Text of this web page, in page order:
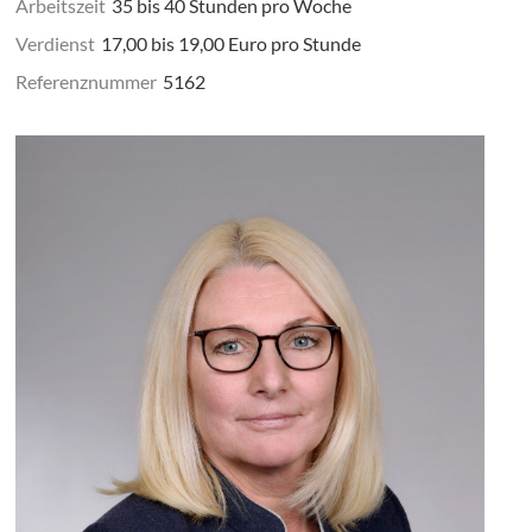
Arbeitszeit 35 bis 40 Stunden pro Woche
Verdienst 17,00 bis 19,00 Euro pro Stunde
Referenznummer 5162